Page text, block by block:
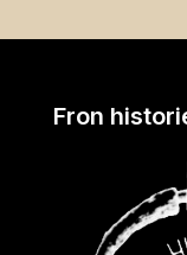
Fron